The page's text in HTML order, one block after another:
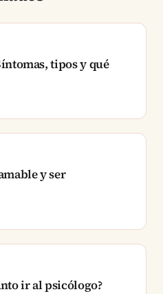
tipos y qué
y ser
ir al psicólogo?